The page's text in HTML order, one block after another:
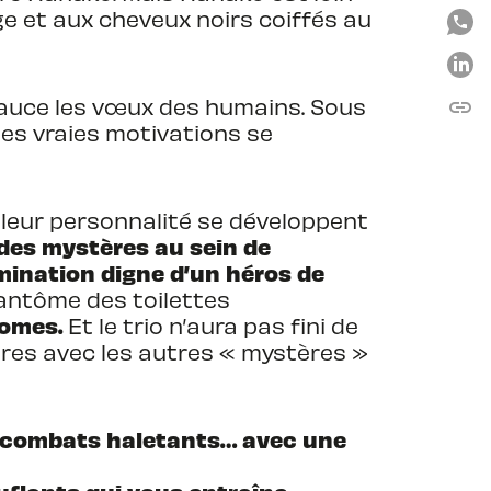
et aux cheveux noirs coiffés au
les vœux des humains. Sous
vraies motivations se
personnalité se développent
mystères au sein de
digne d’un héros de
des toilettes
Et le trio n’aura pas fini de
avec les autres « mystères »
haletants… avec une
link